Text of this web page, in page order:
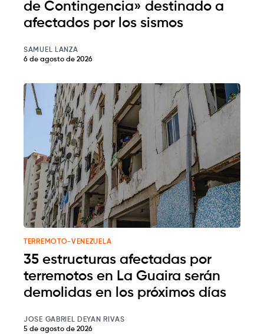
de Contingencia» destinado a
afectados por los sismos
SAMUEL LANZA
6 de agosto de 2026
TERREMOTO-VENEZUELA
35 estructuras afectadas por
terremotos en La Guaira serán
demolidas en los próximos días
JOSE GABRIEL DEYAN RIVAS
5 de agosto de 2026